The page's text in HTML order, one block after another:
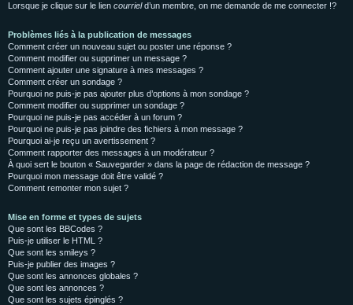
Lorsque je clique sur le lien courrield’un membre, on me demande de me connecter !?
Problèmes liés à la publication de messages
Comment créer un nouveau sujet ou poster une réponse ?
Comment modifier ou supprimer un message ?
Comment ajouter une signature à mes messages ?
Comment créer un sondage ?
Pourquoi ne puis-je pas ajouter plus d’options à mon sondage ?
Comment modifier ou supprimer un sondage ?
Pourquoi ne puis-je pas accéder à un forum ?
Pourquoi ne puis-je pas joindre des fichiers à mon message ?
Pourquoi ai-je reçu un avertissement ?
Comment rapporter des messages à un modérateur ?
À quoi sert le bouton « Sauvegarder » dans la page de rédaction de message ?
Pourquoi mon message doit être validé ?
Comment remonter mon sujet ?
Mise en forme et types de sujets
Que sont les BBCodes ?
Puis-je utiliser le HTML ?
Que sont les smileys ?
Puis-je publier des images ?
Que sont les annonces globales ?
Que sont les annonces ?
Que sont les sujets épinglés ?